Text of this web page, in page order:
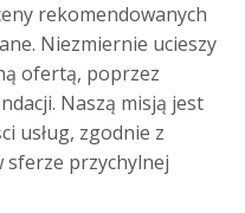
rekomendowanych
Niezmiernie ucieszy
ofertą, poprzez
Naszą misją jest
usług, zgodnie z
sferze przychylnej